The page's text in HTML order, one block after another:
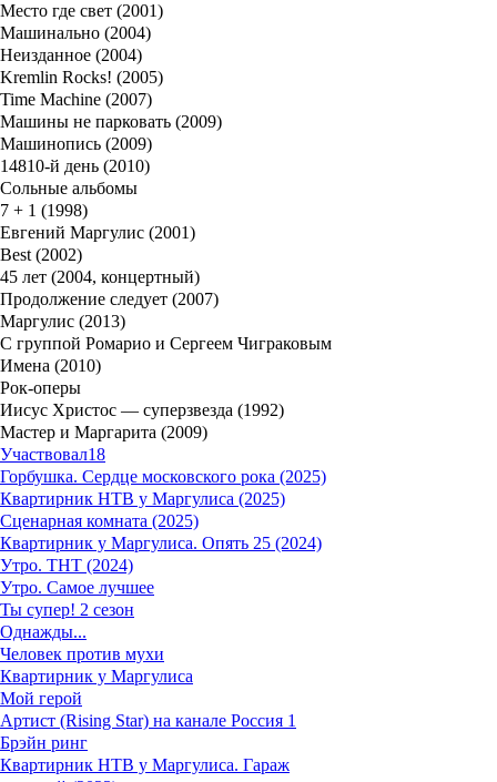
Место где свет (2001)
Машинально (2004)
Неизданное (2004)
Kremlin Rocks! (2005)
Time Machine (2007)
Машины не парковать (2009)
Машинопись (2009)
14810-й день (2010)
Сольные альбомы
7 + 1 (1998)
Евгений Маргулис (2001)
Best (2002)
45 лет (2004, концертный)
Продолжение следует (2007)
Маргулис (2013)
С группой Ромарио и Сергеем Чиграковым
Имена (2010)
Рок-оперы
Иисус Христос — суперзвезда (1992)
Мастер и Маргарита (2009)
Участвовал18
Горбушка. Сердце московского рока (2025)
Квартирник НТВ у Маргулиса (2025)
Сценарная комната (2025)
Квартирник у Маргулиса. Опять 25 (2024)
Утро. ТНТ (2024)
Утро. Самое лучшее
Ты супер! 2 сезон
Однажды...
Человек против мухи
Квартирник у Маргулиса
Мой герой
Артист (Rising Star) на канале Россия 1
Брэйн ринг
Квартирник НТВ у Маргулиса. Гараж